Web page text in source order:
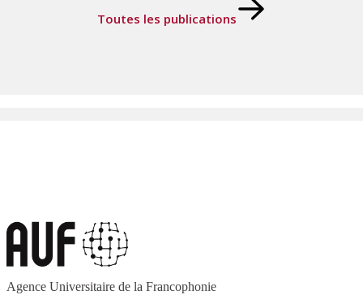
Toutes les publications
Agence Universitaire de la Francophonie